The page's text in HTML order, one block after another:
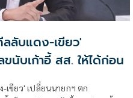
ลลับแดง-เขียว'
ขนับเก้าอี้ สส. ให้ได้ก่อน
เขียว' เปลี่ยนนายกฯ ตก